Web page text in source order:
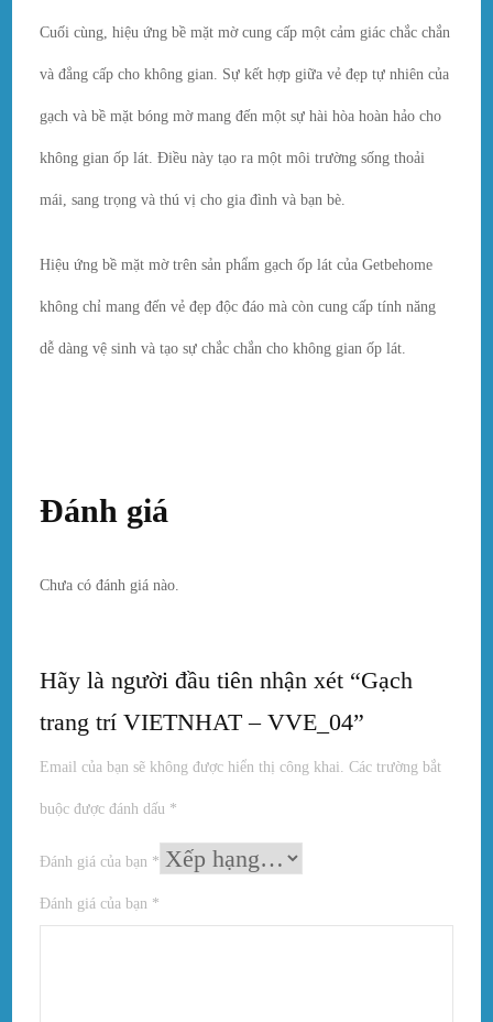
Cuối cùng, hiệu ứng bề mặt mờ cung cấp một cảm giác chắc chắn
và đẳng cấp cho không gian. Sự kết hợp giữa vẻ đẹp tự nhiên của
gạch và bề mặt bóng mờ mang đến một sự hài hòa hoàn hảo cho
không gian ốp lát. Điều này tạo ra một môi trường sống thoải
mái, sang trọng và thú vị cho gia đình và bạn bè.
Hiệu ứng bề mặt mờ trên sản phẩm gạch ốp lát của Getbehome
không chỉ mang đến vẻ đẹp độc đáo mà còn cung cấp tính năng
dễ dàng vệ sinh và tạo sự chắc chắn cho không gian ốp lát.
Đánh giá
Chưa có đánh giá nào.
Hãy là người đầu tiên nhận xét “Gạch
trang trí VIETNHAT – VVE_04”
Email của bạn sẽ không được hiển thị công khai. Các trường bắt
buộc được đánh dấu *
Đánh giá của bạn *
Đánh giá của bạn *